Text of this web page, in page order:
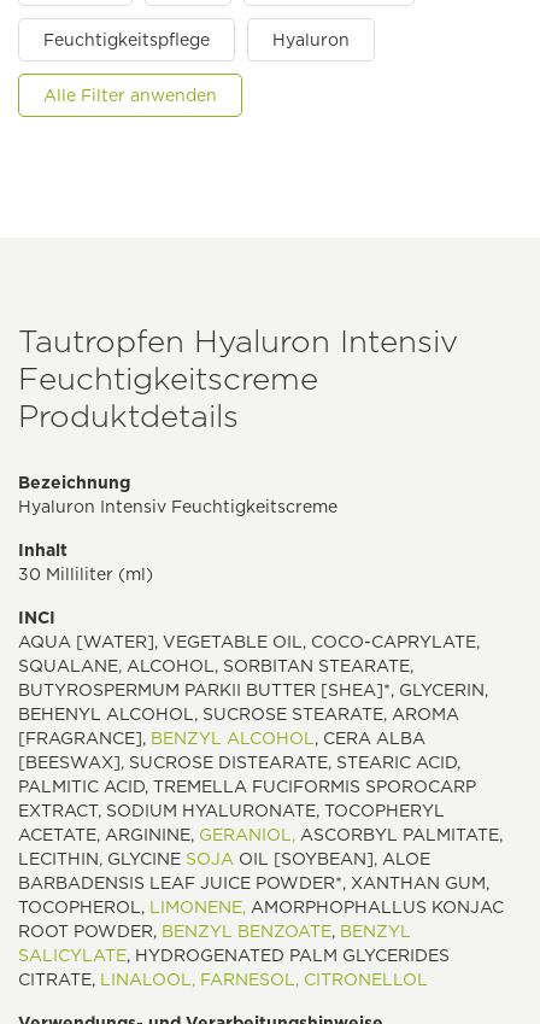
Feuchtigkeitspflege Hyaluron
Alle Filter anwenden
Tautropfen Hyaluron Intensiv
Feuchtigkeitscreme
Produktdetails
Bezeichnung
Hyaluron Intensiv Feuchtigkeitscreme
Inhalt
30 Milliliter (ml)
INCI
AQUA [WATER], VEGETABLE OIL, COCO-CAPRYLATE,
SQUALANE, ALCOHOL, SORBITAN STEARATE,
BUTYROSPERMUM PARKII BUTTER [SHEA]*, GLYCERIN,
BEHENYL ALCOHOL, SUCROSE STEARATE, AROMA
[FRAGRANCE], BENZYL ALCOHOL, CERA ALBA
[BEESWAX], SUCROSE DISTEARATE, STEARIC ACID,
PALMITIC ACID, TREMELLA FUCIFORMIS SPOROCARP
EXTRACT, SODIUM HYALURONATE, TOCOPHERYL
ACETATE, ARGININE, GERANIOL, ASCORBYL PALMITATE,
LECITHIN, GLYCINE SOJA OIL [SOYBEAN], ALOE
BARBADENSIS LEAF JUICE POWDER*, XANTHAN GUM,
TOCOPHEROL, LIMONENE, AMORPHOPHALLUS KONJAC
ROOT POWDER, BENZYL BENZOATE, BENZYL
SALICYLATE, HYDROGENATED PALM GLYCERIDES
CITRATE, LINALOOL, FARNESOL, CITRONELLOL